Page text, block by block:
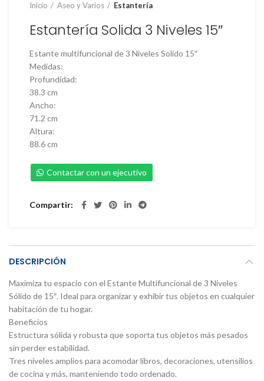
Inicio Aseo y Varios Estantería
Estantería Solida 3 Niveles 15″
Estante multifuncional de 3 Niveles Solido 15″
Medidas:
Profundidad:
38.3 cm
Ancho:
71.2 cm
Altura:
88.6 cm
Contactar con un ejecutivo
Compartir
DESCRIPCIÓN
Maximiza tu espacio con el Estante Multifuncional de 3 Niveles
Sólido de 15″. Ideal para organizar y exhibir tus objetos en cualquier
habitación de tu hogar.
Beneficios
Estructura sólida y robusta que soporta tus objetos más pesados
sin perder estabilidad.
Tres niveles amplios para acomodar libros, decoraciones, utensilios
de cocina y más, manteniendo todo ordenado.